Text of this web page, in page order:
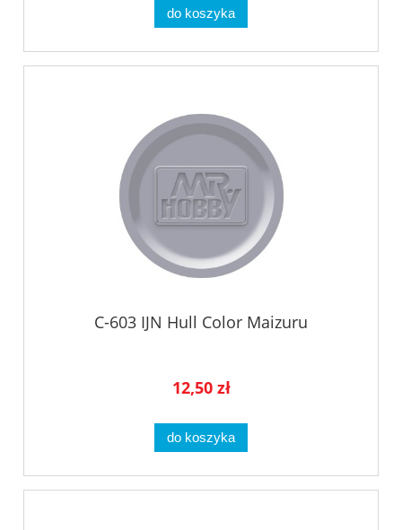
do koszyka
C-603 IJN Hull Color Maizuru
12,50 zł
do koszyka